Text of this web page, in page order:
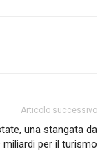
Articolo successivo
una stangata da
miliardi per il turismo